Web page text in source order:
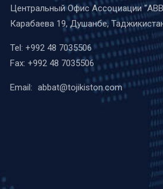
Центральный Офис Ассоциации
Карабаева 19, Душанбе,
Tel: +992 48 7035506
Fax: +992 48 7035506
Email: abbat@tojikiston.com